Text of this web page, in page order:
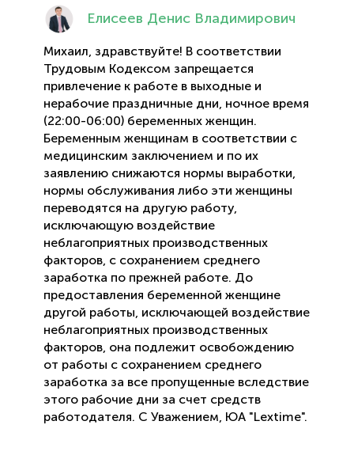
Елисеев Денис Владимирович
Михаил, здравствуйте! В соответствии
Трудовым Кодексом запрещается
привлечение к работе в выходные и
нерабочие праздничные дни, ночное время
(22:00-06:00) беременных женщин.
Беременным женщинам в соответствии с
медицинским заключением и по их
заявлению снижаются нормы выработки,
нормы обслуживания либо эти женщины
переводятся на другую работу,
исключающую воздействие
неблагоприятных производственных
факторов, с сохранением среднего
заработка по прежней работе. До
предоставления беременной женщине
другой работы, исключающей воздействие
неблагоприятных производственных
факторов, она подлежит освобождению
от работы с сохранением среднего
заработка за все пропущенные вследствие
этого рабочие дни за счет средств
работодателя. С Уважением, ЮА "Lextime".